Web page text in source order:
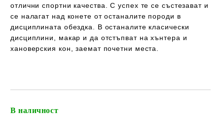
отлични спортни качества. С успех те се състезават и
се налагат над конете от останалите породи в
дисциплината обездка. В останалите класически
дисциплини, макар и да отстъпват на хънтера и
хановерския кон, заемат почетни места.
В наличност